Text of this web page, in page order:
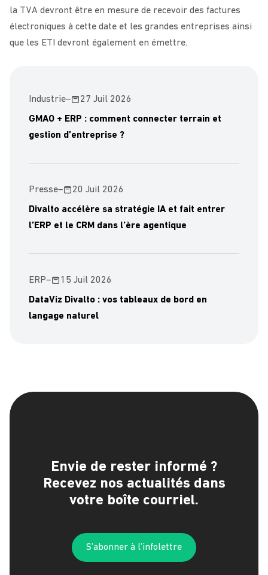
la TVA devront être en mesure de recevoir des factures
électroniques à cette date et les grandes entreprises ainsi
que les ETI devront également en émettre.
Industrie– 27 Juil 2026
GMAO + ERP : comment connecter terrain et
gestion d’entreprise ?
Presse– 20 Juil 2026
Divalto accélère sa stratégie IA et fait entrer
l’ERP et le CRM dans l’ère agentique
ERP– 15 Juil 2026
DataViz Divalto : vos tableaux de bord en
langage naturel
Envie de rester informé ?
Recevez nos actualités dans
votre boîte courriel.
S’abonner à l’infolettre